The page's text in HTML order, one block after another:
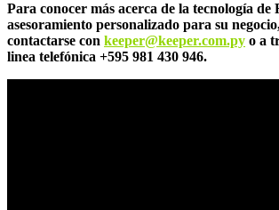
Para conocer más acerca de la tecnología
asesoramiento personalizado para su
contactarse con keeper@keeper.com.py o a
linea telefónica +595 981 430 946.